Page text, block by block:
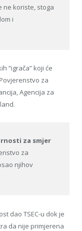
ne koriste, stoga
i
“igrača” koji će
za
Agencija za
za smjer
za
njihov
dao TSEC-u dok je
da nije primjerena